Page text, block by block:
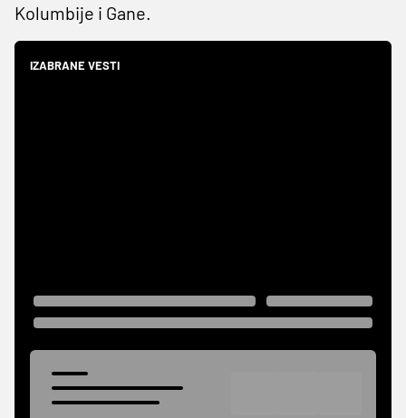
Kolumbije i Gane.
IZABRANE VESTI